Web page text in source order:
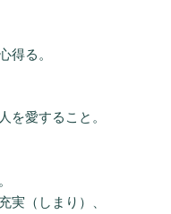
得る。
を愛すること。
実（しまり）、